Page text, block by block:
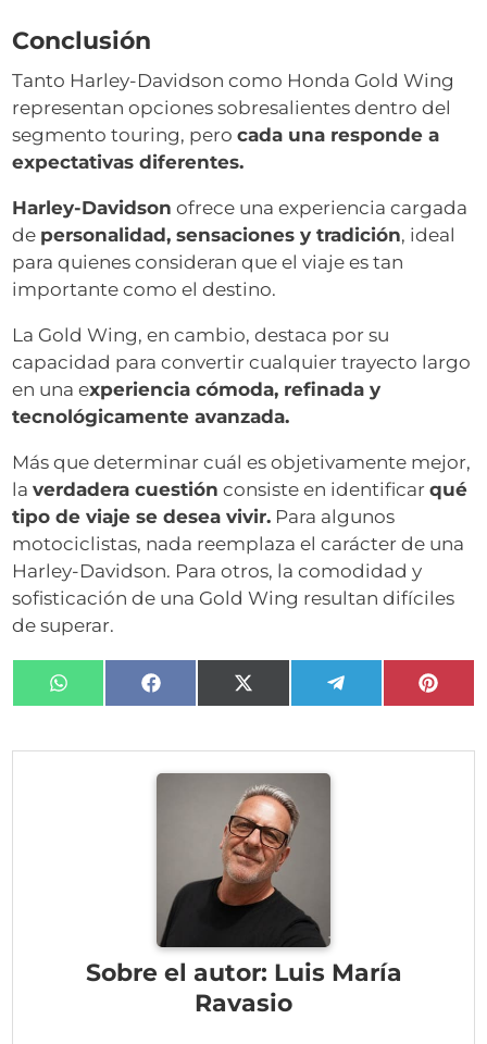
Conclusión
Tanto Harley-Davidson como Honda Gold Wing
representan opciones sobresalientes dentro del
segmento touring, perocada una responde a
expectativas diferentes.
Harley-Davidson ofrece una experiencia cargada
de personalidad, sensaciones y tradición, ideal
para quienes consideran que el viaje es tan
importante como el destino.
La Gold Wing, en cambio, destaca por su
capacidad para convertir cualquier trayecto largo
en una experiencia cómoda, refinada y
tecnológicamente avanzada.
Más que determinar cuál es objetivamente mejor,
laverdadera cuestión consiste en identificarqué
tipo de viaje se desea vivir. Para algunos
motociclistas, nada reemplaza el carácter de una
Harley-Davidson. Para otros, la comodidad y
sofisticación de una Gold Wing resultan difíciles
de superar.
Compartir
en
Compartir
en
Compartir
en
(Twitter)
Compartir
en
en
Sobre el autor: Luis María
Ravasio